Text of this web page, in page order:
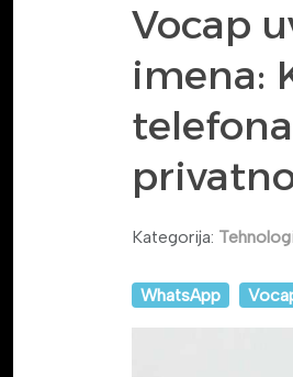
Vocap
imena:
Kategorija:
WhatsApp